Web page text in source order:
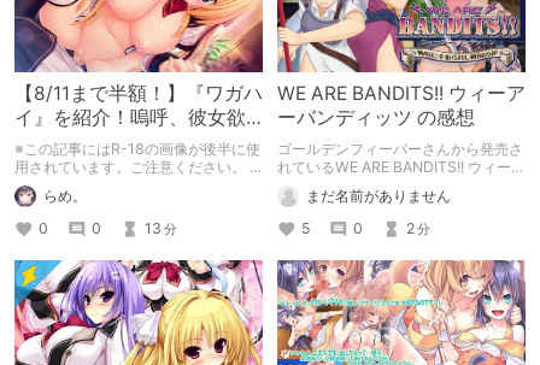
【8/11まで半額！】『ワガハ
イ』を紹介！嗚呼、彼女欲
しいなってなる。
※この記事にはR-18の画像が後半に使
用されています。ご注意ください。 ※
本記事で使用させていただいた画像の
権利はすべてまどそふと様に帰属して
います。 （使用をお許しいただきあ
りがとうございます！すきすきまどそ
ふと♥）
らめ。
0
0 13 分
WE ARE BANDITS!! ウィーア
ーバンディッツ の感想
ゴールデンフィーバーさんから発売さ
れているWE ARE BANDITS!! ウィーア
戦場の花～の感想です。
まだ名前がありません
5
0 2分